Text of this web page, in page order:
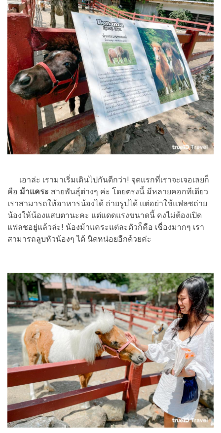
เอาล่ะ เรามาเริ่มเดินไปกันดีกว่า! จุดแรกที่เราจะเจอเลยก็
คือ ม้าแคระ สายพันธุ์ต่างๆ ค่ะ โดยตรงนี้ มีหลายคอกทีเดียว
เราสามารถให้อาหารน้องได้ ถ่ายรูปได้ แต่อย่าใช้แฟลชถ่าย
น้องให้น้องแสบตานะคะ แต่แดดแรงขนาดนี้ คงไม่ต้องเปิด
แฟลชอยู่แล้วล่ะ! น้องม้าแคระแต่ละตัวก็คือ เชื่องมากๆ เรา
สามารถลูบหัวน้องๆ ได้ นิดหน่อยอีกด้วยค่ะ